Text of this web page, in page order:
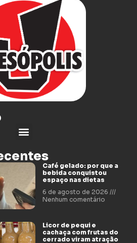
Café gelado: por que a
bebida conquistou
espaço nas dietas
6 de agosto de 2026
Nenhum comentário
Licor de pequi e
cachaça com frutas do
cerrado viram atração